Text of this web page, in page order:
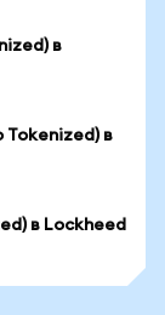
в
Tokenized) в
в Lockheed